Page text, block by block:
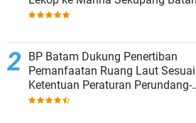
BP Batam Dukung Penertiban
Pemanfaatan Ruang Laut Sesuai
Ketentuan Peraturan Perundang-
undangan